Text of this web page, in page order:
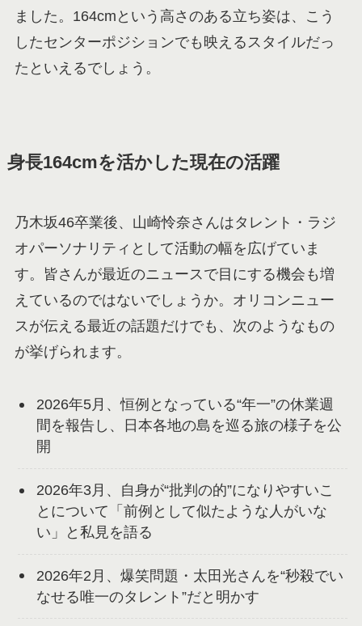
ました。164cmという高さのある立ち姿は、こう
したセンターポジションでも映えるスタイルだっ
たといえるでしょう。
身長164cmを活かした現在の活躍
乃木坂46卒業後、山崎怜奈さんはタレント・ラジ
オパーソナリティとして活動の幅を広げていま
す。皆さんが最近のニュースで目にする機会も増
えているのではないでしょうか。オリコンニュー
スが伝える最近の話題だけでも、次のようなもの
が挙げられます。
2026年5月、恒例となっている“年一”の休業週
間を報告し、日本各地の島を巡る旅の様子を公
開
2026年3月、自身が“批判の的”になりやすいこ
とについて「前例として似たような人がいな
い」と私見を語る
2026年2月、爆笑問題・太田光さんを“秒殺でい
なせる唯一のタレント”だと明かす